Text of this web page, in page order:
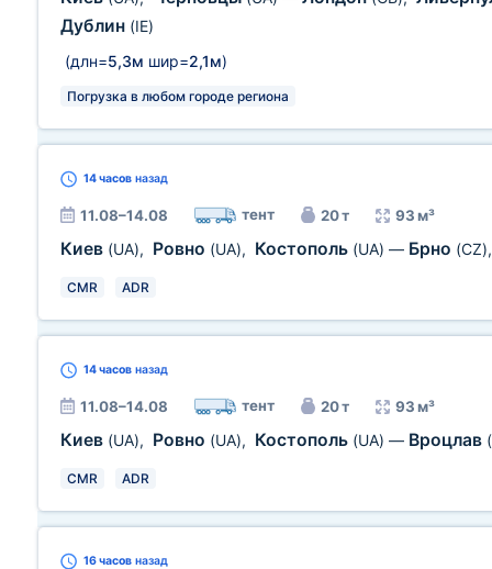
Дублин (IE)
(длн=5,3м шир=2,1м)
Погрузка в любом городе региона
14 часов назад
11.08–14.08 тент 20 т 93 м³
Киев (UA), Ровно (UA), Костополь (UA) — Брно (CZ)
CMR ADR
14 часов назад
11.08–14.08 тент 20 т 93 м³
Киев (UA), Ровно (UA), Костополь (UA) — Вроцлав
CMR ADR
16 часов назад